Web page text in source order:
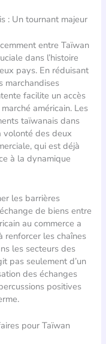
: Un tournant majeur
entre Taïwan
dans l’histoire
pays. En réduisant
marchandises
facilite un accès
américain. Les
taïwanais dans
volonté des deux
qui est déjà
à la dynamique
les barrières
de biens entre
au commerce a
renforcer les chaînes
les secteurs des
pas seulement d’un
des échanges
positives
pour Taïwan